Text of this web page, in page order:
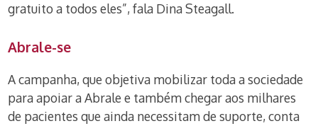
gratuito a todos eles”, fala Dina Steagall.
Abrale-se
A campanha, que objetiva mobilizar toda a sociedade
para apoiar a Abrale e também chegar aos milhares
de pacientes que ainda necessitam de suporte, conta